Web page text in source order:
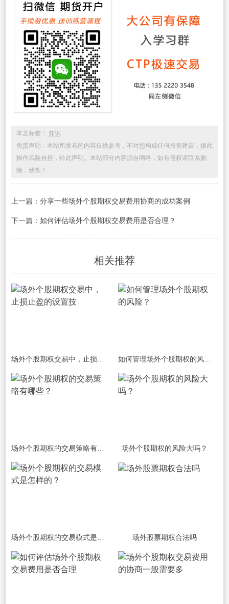
本文标签： 知识
免责声明：本站所发布的内容仅供参考，不对您构成任何投资建议，据此
操作风险自担，特此声明。本站部分内容源自网络，如有侵权请联系删
除，致歉！
上一篇： 分享一些场外个股期权交易费用协商的成功案例
下一篇： 如何评估场外个股期权交易费用是否合理？
相关推荐
场外个股期权交易中，止损止盈的设置技 如何管理场外个股期权的风险？
场外个股期权的交易策略有哪些？ 场外个股期权的风险大吗？
场外个股期权的交易模式是怎样的？ 场外股票期权合法吗